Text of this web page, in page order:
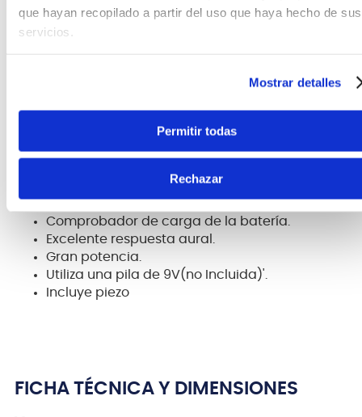
que hayan recopilado a partir del uso que haya hecho de sus
servicios.
Mostrar detalles
Permitir todas
Rechazar
Material: ABSColor: negro Control de presencia: 12
dB a 8 kHZControl de graves: 12 dB a 600 hzControl
frecuencia: 20 Hz - 20 kHz Celda: 2 celdas de 9 V (no
aproximado. Lista del paquete: 1 x Pickup1 x Pickup1 x
Soporte , 1 x Junta 2 x Tornillo de bucle 4 x Tornillo
Ecualizador de 4 bandas.
Control de volumen.
Comprobador de carga de la batería.
Excelente respuesta aural.
Gran potencia.
Utiliza una pila de 9V(no Incluida)'.
Incluye piezo
FICHA TÉCNICA Y DIMENSIONES